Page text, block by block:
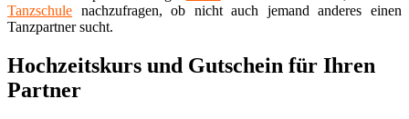
Tanzschule nachzufragen, ob nicht auch jemand anderes einen
Tanzpartner sucht.
Hochzeitskurs und Gutschein für Ihren
Partner